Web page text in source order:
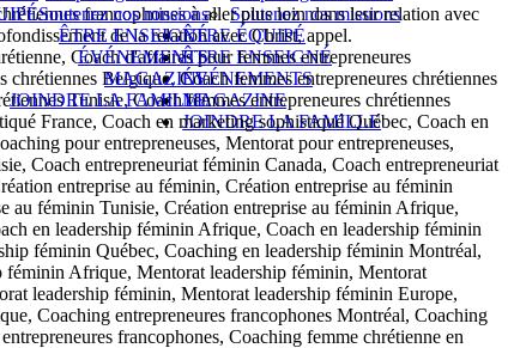
Soutenez nos missions
ÊTRE ENSEIGNÉ
ÉVÉNEMENTS
MAGAZINE
JOINDRE LA FAMILLE
Soutenez nos missions
ÊTRE ÉQUIPÉ
ÊTRE ENSEIGNÉ
ÉVÉNEMENTS
MAGAZINE
JOINDRE LA FAMILLE
francophones à aller plus loin dans leur relation avec
de la relation avec Christ, appel.
Coach d'affaires pour femmes entrepreneures
Belgique, Coach femmes entrepreneures chrétiennes
Tunisie, Coach femmes entrepreneures chrétiennes
France, Coach en marketing sophistiqué Québec, Coach en
pour entrepreneuses, Mentorat pour entrepreneuses,
Coach entrepreneuriat féminin Canada, Coach entrepreneuriat
entreprise au féminin, Création entreprise au féminin
au féminin Tunisie, Création entreprise au féminin Afrique,
en leadership féminin Afrique, Coach en leadership féminin
féminin Québec, Coaching en leadership féminin Montréal,
féminin Afrique, Mentorat leadership féminin, Mentorat
leadership féminin, Mentorat leadership féminin Europe,
Coaching entrepreneures francophones Montréal, Coaching
francophones, Coaching femme chrétienne en